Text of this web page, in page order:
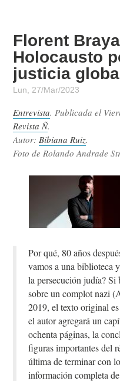
Florent
Holocausto
justicia
Lun, 27/Mar/2023
Entrevista. Publicada el
Revista Ñ.
Autor:Bibiana Ruiz.
Foto de Rolando Andrade
Por qué, 80 años
vamos a una biblioteca
la persecución judía?
sobre un complot nazi
2019, el texto original
el autor agregará un
ochenta páginas, la
figuras importantes del
última de terminar con
información completa